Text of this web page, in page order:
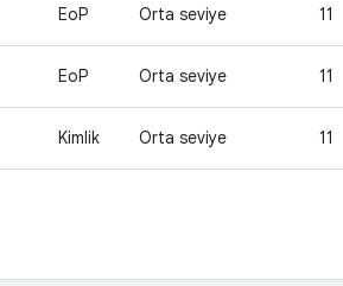
EoP Orta seviye 11
EoP Orta seviye 11
Kimlik Orta seviye 11